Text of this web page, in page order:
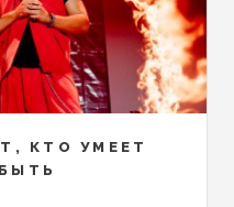
КТО УМЕЕТ